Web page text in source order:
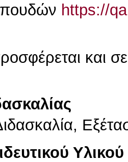
https://
και
Υλικού